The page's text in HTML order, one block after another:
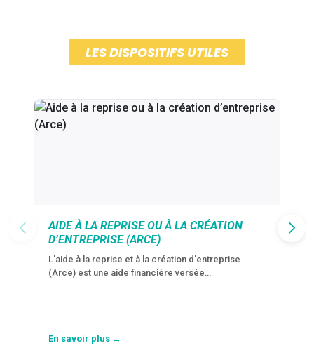
LES DISPOSITIFS UTILES
AIDE À LA REPRISE OU À LA CRÉATION
D’ENTREPRISE (ARCE)
L'aide à la reprise et à la création d'entreprise
(Arce) est une aide financière versée…
En savoir plus →